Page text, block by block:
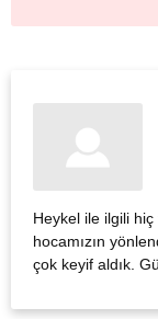
Heykel ile ilgili
hocamızın
çok keyif aldık.